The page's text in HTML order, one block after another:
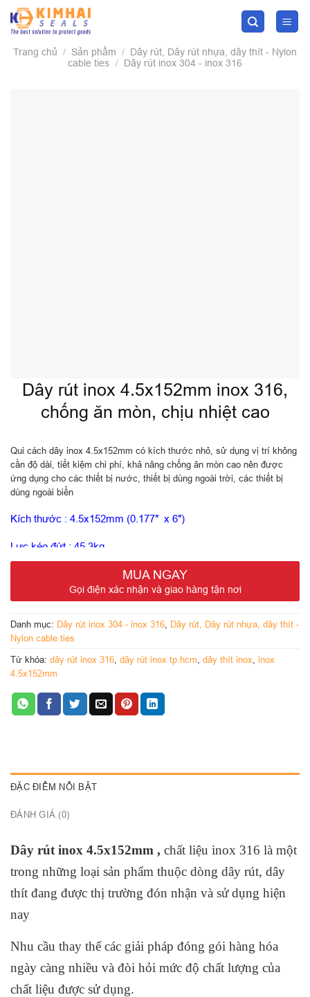
Skip
Trang chủ / Sản phẩm / Dây rút, Dây rút nhựa, dây thít - Nylon
cable ties / Dây rút inox 304 - inox 316
Dây rút inox 4.5x152mm inox 316,
chống ăn mòn, chịu nhiệt cao
Qui cách dây inox 4.5x152mm có kích thước nhỏ, sử dụng vị trí không
cần độ dài, tiết kiệm chi phí, khả năng chống ăn mòn cao nên được
ứng dụng cho các thiết bị nước, thiết bị dùng ngoài trời, các thiết bị
dùng ngoài biển
Kích thước : 4.5x152mm (0.177″ x 6″)
Lực kéo đứt : 45.3kg
Chịu nhiệt : -40 oC đến 300 oC (sử dụng trong nhà và ngoài trời)
Độ dày sợi:0.3mm
Túi đóng 100 sợi
MUA NGAY
Gọi điện xác nhận và giao hàng tận nơi
Danh mục: Dây rút inox 304 - inox 316 Dây rút, Dây rút nhựa, dây thít -
Nylon cable ties
Từ khóa: dây rút inox 316 dây rút inox tp.hcm dây thít inox inox
4.5x152mm
ĐẶC ĐIỂM NỔI BẬT
ĐÁNH GIÁ (0)
Dây rút inox 4.5x152mm , chất liệu inox 316 là một
trong những loại sản phẩm thuộc dòng dây rút, dây
thít đang được thị trường đón nhận và sử dụng hiện
nay
Nhu cầu thay thế các giải pháp đóng gói hàng hóa
ngày càng nhiều và đòi hỏi mức độ chất lượng của
chất liệu được sử dụng.